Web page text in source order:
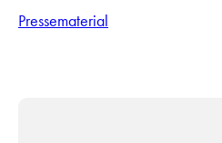
Pressematerial